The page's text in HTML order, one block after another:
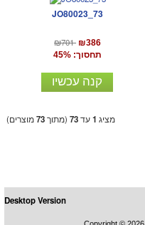
JO80023_73
₪701 ₪386
תחסוך: 45%
קנה עכשיו
מציג 1עד73 (מתוך73מוצרים)
Desktop Version